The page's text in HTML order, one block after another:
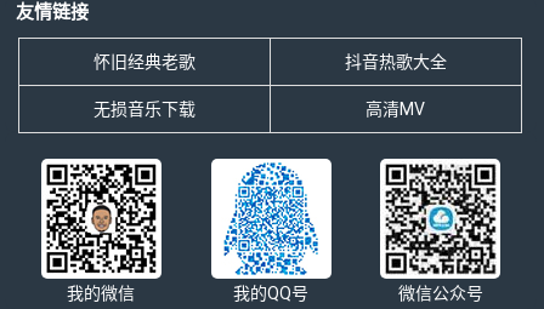
友情链接
怀旧经典老歌 抖音热歌大全
无损音乐下载 高清MV
我的微信 我的QQ号 微信公众号